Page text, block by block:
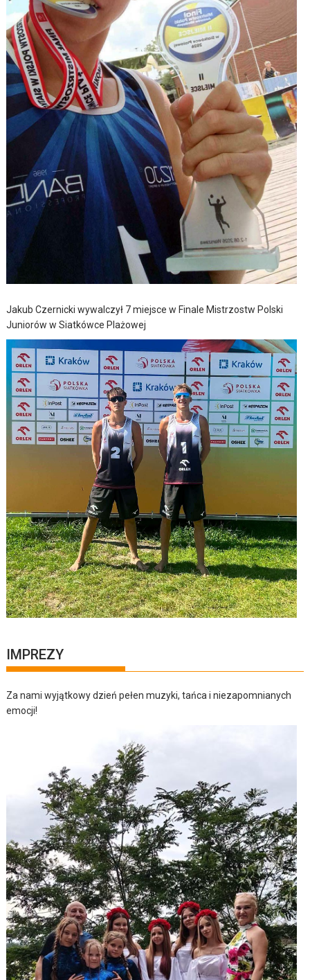
Jakub Czernicki wywalczył 7 miejsce w Finale Mistrzostw Polski
Juniorów w Siatkówce Plażowej
IMPREZY
Za nami wyjątkowy dzień pełen muzyki, tańca i niezapomnianych
emocji!